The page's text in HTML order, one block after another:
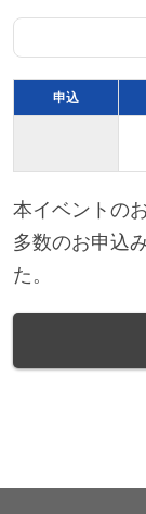
申込
本イベントの
多数のお申込
た。